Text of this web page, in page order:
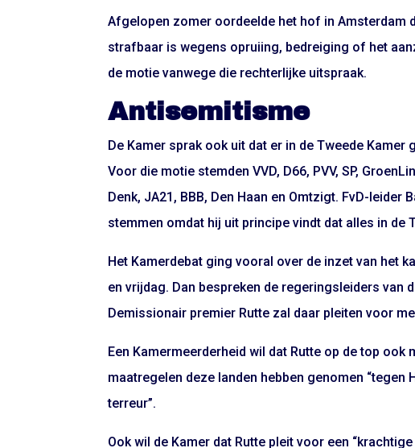
Afgelopen zomer oordeelde het hof in Amsterdam
strafbaar is wegens opruiing, bedreiging of het
de motie vanwege die rechterlijke uitspraak.
Antisemitisme
De Kamer sprak ook uit dat er in de Tweede
Voor die motie stemden VVD, D66, PVV, SP,
Denk, JA21, BBB, Den Haan en Omtzigt. FvD-
stemmen omdat hij uit principe vindt dat alles in de
Het Kamerdebat ging vooral over de inzet van het
en vrijdag. Dan bespreken de regeringsleiders van
Demissionair premier Rutte zal daar pleiten voor
Een Kamermeerderheid wil dat Rutte op de top ook
maatregelen deze landen hebben genomen “tegen
terreur”.
Ook wil de Kamer dat Rutte pleit voor een